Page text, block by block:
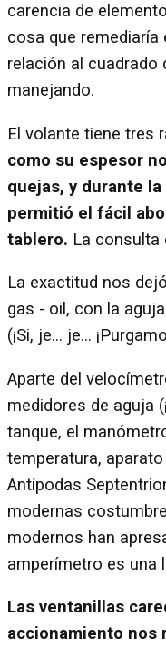
carencia de
cosa que remediaría
relación al cuadrado
manejando.
El volante tiene tres
como su espesor
quejas, y durante
permitió el fácil
tablero. La consulta
La exactitud nos
gas - oil, con la
(¡Si, je... je...
Aparte del
medidores de aguja
tanque, el
temperatura,
Antípodas
modernas
modernos han
amperímetro es una
Las ventanillas
accionamiento nos